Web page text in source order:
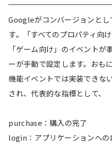
Googleがコンバージョンと
す。「すべてのプロパティ向
「ゲーム向け」のイベントが
ーが手動で設定します。おも
機能イベントでは実装できな
され、代表的な指標として、
purchase：購入の完了
login：アプリケーションへの